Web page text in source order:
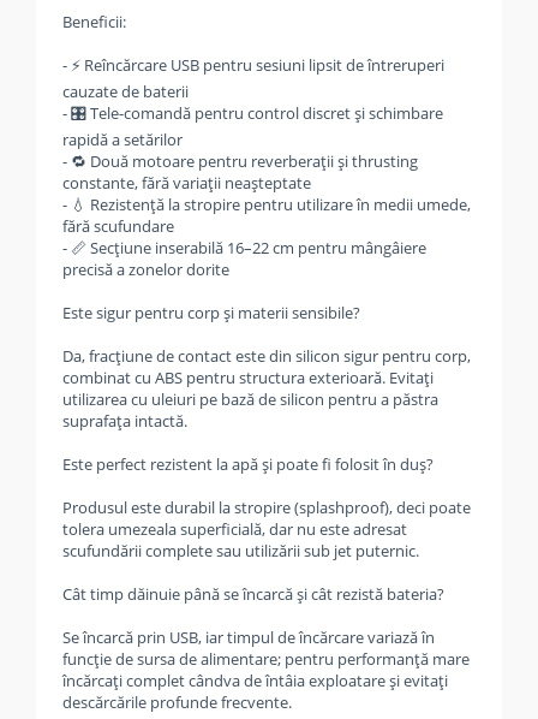
Beneficii:
- ⚡ Reîncărcare USB pentru sesiuni lipsit de întreruperi
cauzate de baterii
- 🎛️ Tele-comandă pentru control discret și schimbare
rapidă a setărilor
- 🔁 Două motoare pentru reverberații și thrusting
constante, fără variații neașteptate
- 💧 Rezistență la stropire pentru utilizare în medii umede,
fără scufundare
- 📏 Secțiune inserabilă 16–22 cm pentru mângâiere
precisă a zonelor dorite
Este sigur pentru corp și materii sensibile?
Da, fracțiune de contact este din silicon sigur pentru corp,
combinat cu ABS pentru structura exterioară. Evitați
utilizarea cu uleiuri pe bază de silicon pentru a păstra
suprafața intactă.
Este perfect rezistent la apă și poate fi folosit în duș?
Produsul este durabil la stropire (splashproof), deci poate
tolera umezeala superficială, dar nu este adresat
scufundării complete sau utilizării sub jet puternic.
Cât timp dăinuie până se încarcă și cât rezistă bateria?
Se încarcă prin USB, iar timpul de încărcare variază în
funcție de sursa de alimentare; pentru performanță mare
încărcați complet cândva de întâia exploatare și evitați
descărcările profunde frecvente.